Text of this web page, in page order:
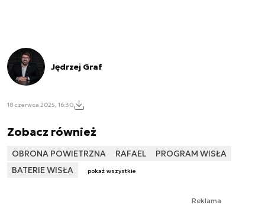
Jędrzej Graf
18 czerwca 2025, 16:30
Zobacz również
OBRONA POWIETRZNA RAFAEL
PROGRAM WISŁA
BATERIE WISŁA
pokaż wszystkie
Reklama